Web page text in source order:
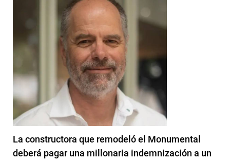
La constructora que remodeló el Monumental
deberá pagar una millonaria indemnización a un